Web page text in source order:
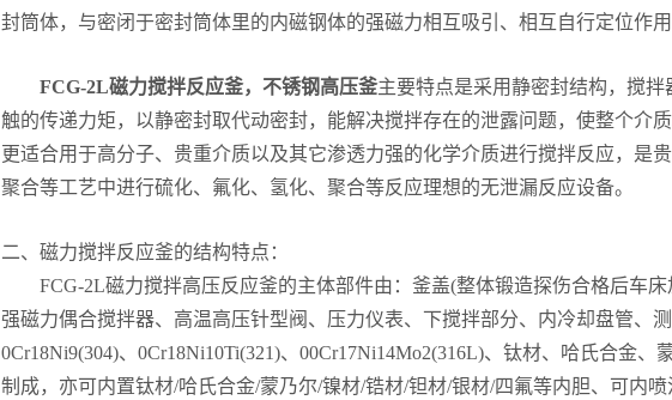
封筒体，与密闭于密封筒体里的内磁钢体的强磁力相互吸引、相互自行定位作
FCG-2L磁力搅拌反应釜，不锈钢高压釜主要特点是采用静密封结构，搅
触的传递力矩，以静密封取代动密封，能解决搅拌存在的泄露问题，使整个介
更适合用于高分子、贵重介质以及其它渗透力强的化学介质进行搅拌反应，是
聚合等工艺中进行硫化、氟化、氢化、聚合等反应理想的无泄漏反应设备。
二、磁力搅拌反应釜的结构特点：
FCG-2L磁力搅拌高压反应釜的主体部件由：釜盖(整体锻造探伤合格后车床
强磁力偶合搅拌器、高温高压针型阀、压力仪表、下搅拌部分、内冷却盘管、
0Cr18Ni9(304)、0Cr18Ni10Ti(321)、00Cr17Ni14Mo2(316L)、钛材、哈氏合金
制成，亦可内置钛材/哈氏合金/蒙乃尔/镍材/锆材/钽材/银材/四氟等内胆、可内喷